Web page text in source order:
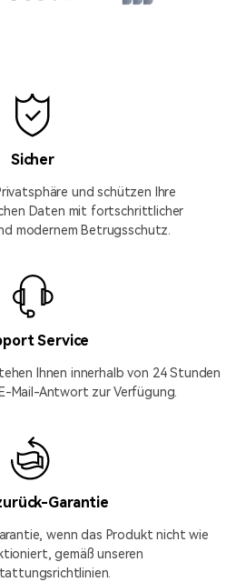
Sicher
und schützen Ihre
Daten mit fortschrittlicher
modernem Betrugsschutz.
Service
Ihnen innerhalb von 24 Stunden
Mail-Antwort zur Verfügung.
Garantie
wenn das Produkt nicht wie
gemäß unseren